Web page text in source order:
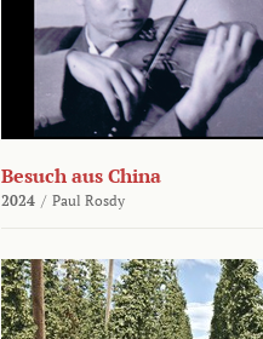
Besuch aus China
2024 / Paul Rosdy